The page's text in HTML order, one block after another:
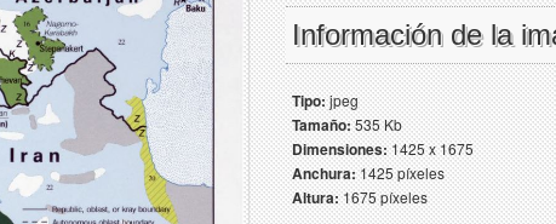
Información de la
Tipo:jpeg
Tamaño:535 Kb
Dimensiones:1425 x 1675
Anchura:1425 píxeles
Altura:1675 píxeles